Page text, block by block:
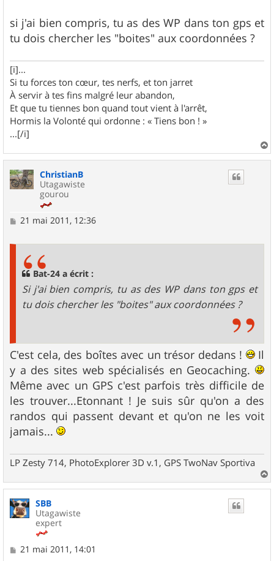
si j'ai bien compris, tu as des WP dans ton gps et
tu dois chercher les "boites" aux coordonnées ?
[i]...
Si tu forces ton cœur, tes nerfs, et ton jarret
À servir à tes fins malgré leur abandon,
Et que tu tiennes bon quand tout vient à l'arrêt,
Hormis la Volonté qui ordonne : « Tiens bon ! »
...[/i]
a
ChristianB
Utagawiste
gourou
M
21 mai 2011, 12:36
Bat-24 a écrit :
Si j'ai bien compris, tu as des WP dans ton gps et
tu dois chercher les "boites" aux coordonnées ?
C'est cela, des boîtes avec un trésor dedans !
Il
y a des sites web spécialisés en Geocaching.
Même avec un GPS c'est parfois très difficile de
les trouver...Etonnant ! Je suis sûr qu'on a des
randos qui passent devant et qu'on ne les voit
jamais...
LP Zesty 714, PhotoExplorer 3D v.1, GPS TwoNav Sportiva
a
SBB
Utagawiste
expert
M
21 mai 2011, 14:01